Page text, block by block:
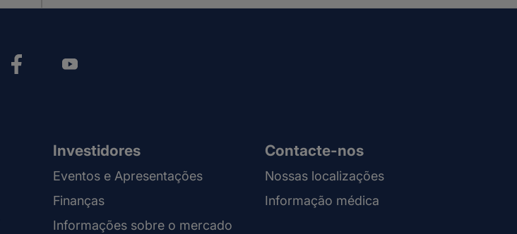
Investidores
Eventos e Apresentações
Finanças
Informações sobre o mercado
Contacte-nos
Nossas localizações
Informação médica